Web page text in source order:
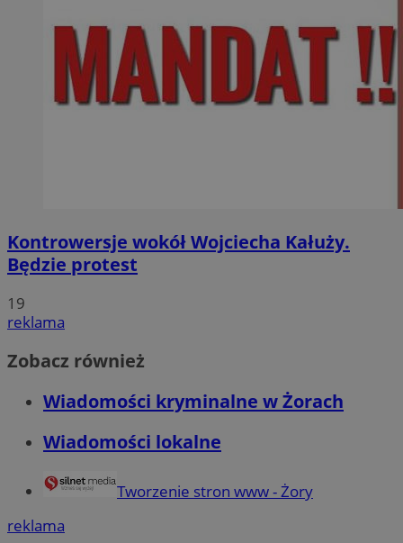
Kontrowersje wokół Wojciecha Kałuży.
Będzie protest
19
reklama
Zobacz również
Wiadomości kryminalne w Żorach
Wiadomości lokalne
Tworzenie stron www - Żory
reklama